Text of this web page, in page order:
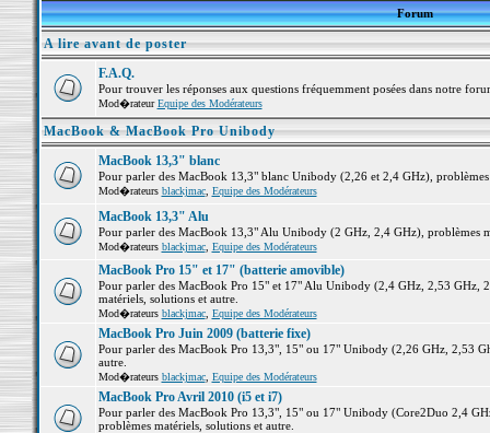
Forum
A lire avant de poster
F.A.Q.
Pour trouver les réponses aux questions fréquemment posées dans notre
Mod�rateurEquipe des Modérateurs
MacBook & MacBook Pro Unibody
MacBook 13,3" blanc
Pour parler des MacBook 13,3" blanc Unibody (2,26 et 2,4 GHz),
Mod�rateurs blackjmac, Equipe des Modérateurs
MacBook 13,3" Alu
Pour parler des MacBook 13,3" Alu Unibody (2 GHz, 2,4 GHz), problèmes
Mod�rateurs blackjmac, Equipe des Modérateurs
MacBook Pro 15" et 17" (batterie amovible)
Pour parler des MacBook Pro 15" et 17" Alu Unibody (2,4 GHz, 2,53 GHz,
matériels, solutions et autre.
Mod�rateurs blackjmac, Equipe des Modérateurs
MacBook Pro Juin 2009 (batterie fixe)
Pour parler des MacBook Pro 13,3", 15" ou 17" Unibody (2,26 GHz, 2,53
autre.
Mod�rateurs blackjmac, Equipe des Modérateurs
MacBook Pro Avril 2010 (i5 et i7)
Pour parler des MacBook Pro 13,3", 15" ou 17" Unibody (Core2Duo 2,4
problèmes matériels, solutions et autre.